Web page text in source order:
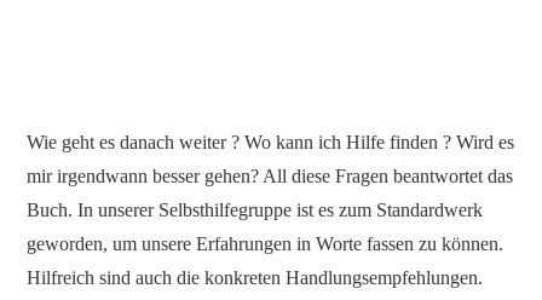
Wie geht es danach weiter ? Wo kann ich Hilfe finden ? Wird es
mir irgendwann besser gehen? All diese Fragen beantwortet das
Buch. In unserer Selbsthilfegruppe ist es zum Standardwerk
geworden, um unsere Erfahrungen in Worte fassen zu können.
Hilfreich sind auch die konkreten Handlungsempfehlungen.